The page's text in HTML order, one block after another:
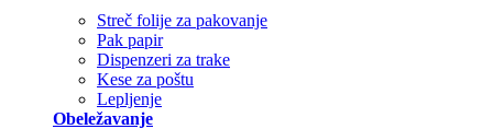
Streč folije za pakovanje
Pak papir
Dispenzeri za trake
Kese za poštu
Lepljenje
Obeležavanje